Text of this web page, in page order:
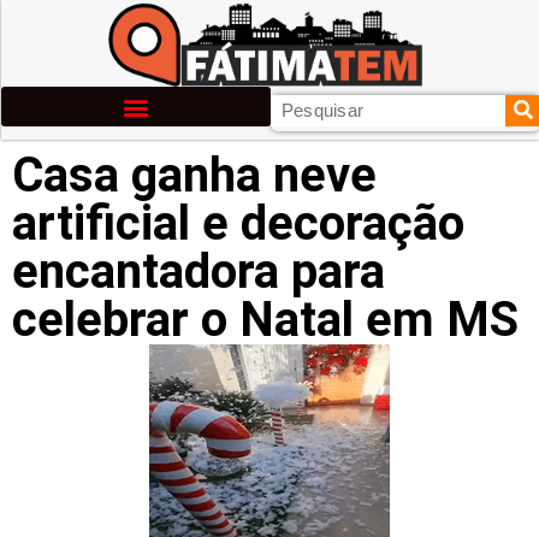
Casa ganha neve
artificial e decoração
encantadora para
celebrar o Natal em MS